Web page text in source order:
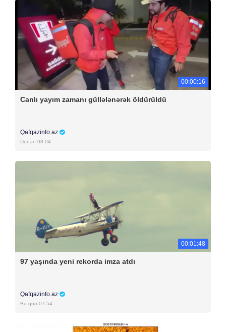
00:00:16
Canlı yayım zamanı güllələnərək öldürüldü
Qafqazinfo.az
Dünən 08:04
00:01:48
97 yaşında yeni rekorda imza atdı
Qafqazinfo.az
Bu gün 07:54